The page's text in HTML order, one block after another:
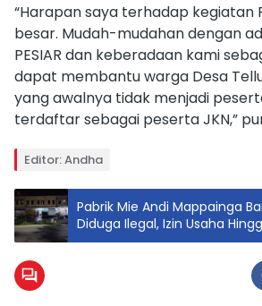
“Harapan saya terhadap kegiatan
besar. Mudah-mudahan dengan
PESIAR dan keberadaan kami
dapat membantu warga Desa
yang awalnya tidak menjadi
terdaftar sebagai peserta JKN,”
Editor: Andha
Pabrik Mie Andi Mappainga
Diduga Ilegal, Izin Usaha
Tidak Ada